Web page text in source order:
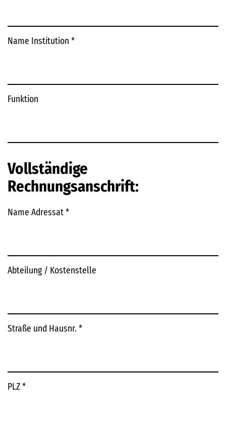
Name Institution *
Funktion
Vollständige
Rechnungsanschrift:
Name Adressat*
Abteilung / Kostenstelle
Straße und Hausnr. *
PLZ*